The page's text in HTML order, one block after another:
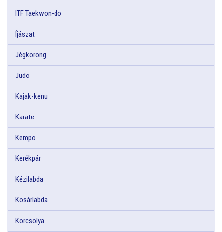
ITF Taekwon-do
Íjászat
Jégkorong
Judo
Kajak-kenu
Karate
Kempo
Kerékpár
Kézilabda
Kosárlabda
Korcsolya